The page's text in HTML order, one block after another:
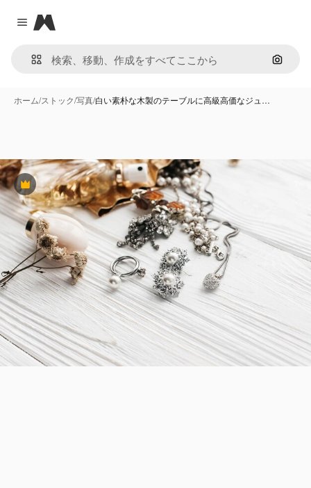
Close menu
Magnific
画像で
ホーム/ストック/写真/白い素朴な木製のテーブルに高級高価なジュ…
Premium